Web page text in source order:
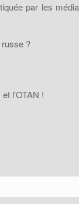
par les
?
l'OTAN !